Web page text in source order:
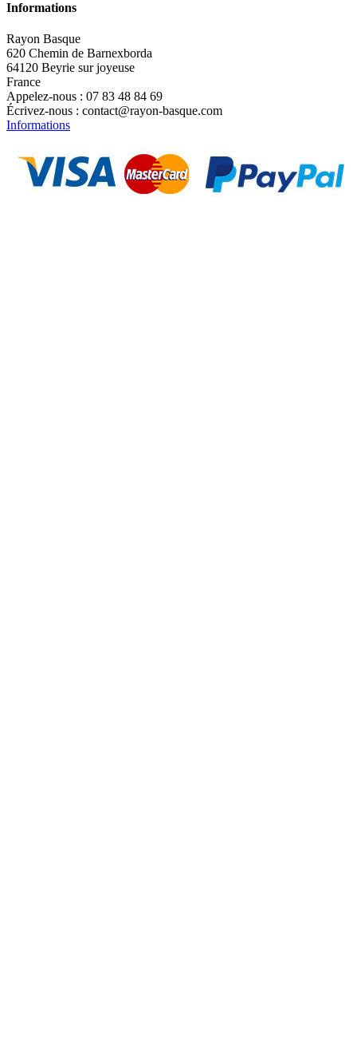
Informations
Rayon Basque
620 Chemin de Barnexborda
64120 Beyrie sur joyeuse
France
Appelez-nous : 07 83 48 84 69
Écrivez-nous : contact@rayon-basque.com
Informations